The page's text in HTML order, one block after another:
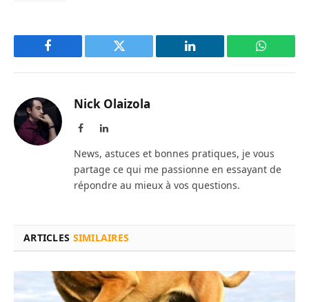
Facebook Twitter LinkedIn
Nick Olaizola
FacebookLinkedIn
News, astuces et bonnes pratiques, je vous
partage ce qui me passionne en essayant de
répondre au mieux à vos questions.
ARTICLES SIMILAIRES